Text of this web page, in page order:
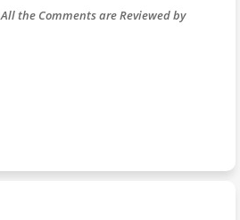
the Comments are Reviewed by